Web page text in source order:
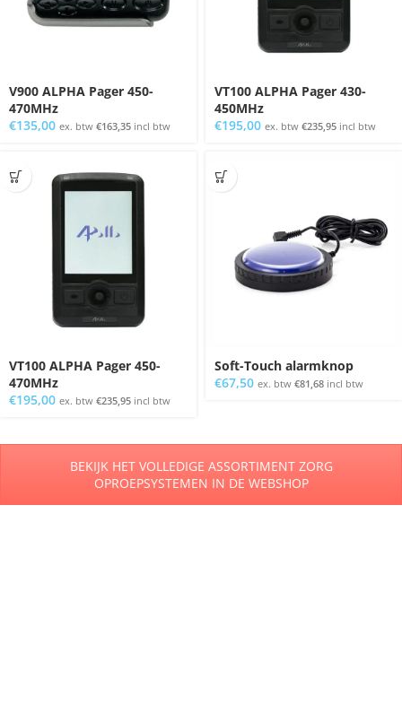
V900 ALPHA Pager 450-
470MHz
€135,00 ex. btw €163,35 incl btw
VT100 ALPHA Pager 430-
450MHz
€195,00 ex. btw €235,95 incl btw
VT100 ALPHA Pager 450-
470MHz
€195,00 ex. btw €235,95 incl btw
Soft-Touch alarmknop
€67,50 ex. btw €81,68 incl btw
BEKIJK HET VOLLEDIGE ASSORTIMENT ZORG
OPROEPSYSTEMEN IN DE WEBSHOP